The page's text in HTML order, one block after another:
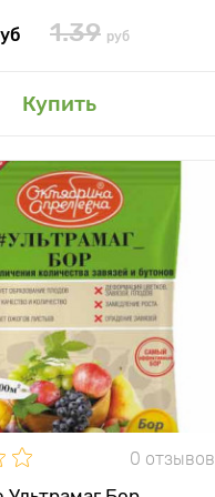
1.39 руб
Купитьв мой сад
0 отзывов
для увеличения
количества завязей
и бутонов
N – 4,7 %, B – 11 %
Некорневая
подкормка в
течении
вегетационного
периода 1-4 раза с
интервалом 7-14
дней
Первое
опрыскивание в